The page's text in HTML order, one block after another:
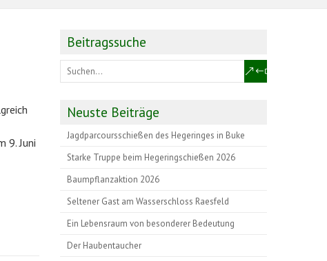
9. Juni
Beitragssuche
Neuste Beiträge
Jagdparcoursschießen des Hegeringes in Buke
Starke Truppe beim Hegeringschießen 2026
Baumpflanzaktion 2026
Seltener Gast am Wasserschloss Raesfeld
Ein Lebensraum von besonderer Bedeutung
Der Haubentaucher